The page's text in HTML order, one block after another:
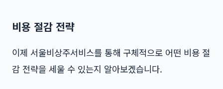
비용 절감 전략
이제 서울비상주서비스를 통해 구체적으로 어떤 비용 절
감 전략을 세울 수 있는지 알아보겠습니다.